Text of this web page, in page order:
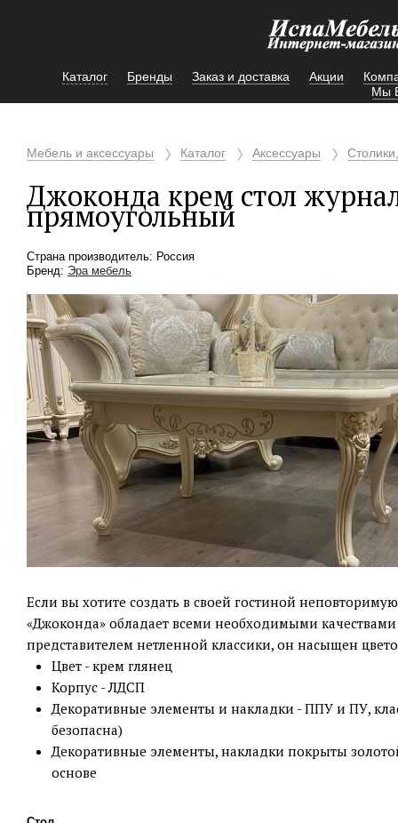
Каталог Бренды Заказ и доставка Акции
Мы
Мебель и аксессуары Каталог Аксессуары
Джоконда крем стол
прямоугольный
Страна производитель: Россия
Бренд: Эра мебель
Если вы хотите создать в своей гостиной
«Джоконда» обладает всеми необходимыми качествами
представителем нетленной классики, он насыщен
Цвет - крем глянец
Корпус - ЛДСП
Декоративные элементы и накладки - ППУ и ПУ,
безопасна)
Декоративные элементы, накладки покрыты
основе